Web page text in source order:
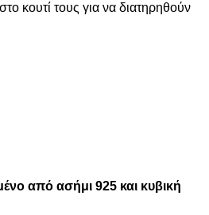
κουτί τους για να διατηρηθούν
από ασήμι 925 και κυβική